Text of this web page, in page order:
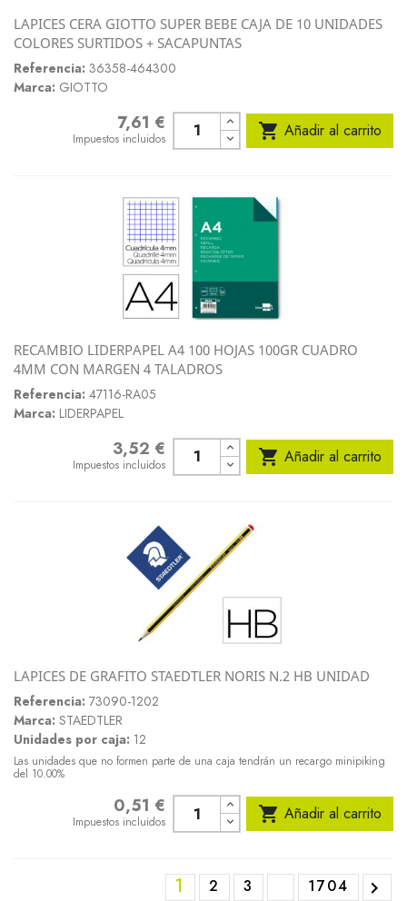
LAPICES CERA GIOTTO SUPER BEBE CAJA DE 10 UNIDADES
COLORES SURTIDOS + SACAPUNTAS
Referencia: 36358-464300
Marca: GIOTTO
7,61 €
Impuestos incluidos  Añadir al carrito
RECAMBIO LIDERPAPEL A4 100 HOJAS 100GR CUADRO
4MM CON MARGEN 4 TALADROS
Referencia: 47116-RA05
Marca: LIDERPAPEL
3,52 €
Impuestos incluidos  Añadir al carrito
LAPICES DE GRAFITO STAEDTLER NORIS N.2 HB UNIDAD
Referencia: 73090-1202
Marca: STAEDTLER
Unidades por caja: 12
Las unidades que no formen parte de una caja tendrán un recargo minipiking
del 10.00%
0,51 €
Impuestos incluidos  Añadir al carrito
1 2 3 1704 